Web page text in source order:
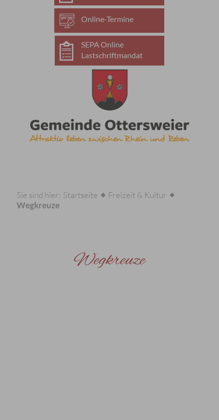
Online-Termine
SEPA Online
Lastschriftmandat
Sie sind hier: Startseite
Freizeit & Kultur
Wegkreuze
Wegkreuze